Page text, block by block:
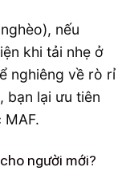
nếu
khi tải nhẹ ở
nghiêng về rò rỉ
bạn lại ưu tiên
MAF.
người mới?